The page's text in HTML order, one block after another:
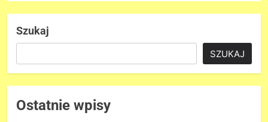
Szukaj
SZUKAJ
Ostatnie wpisy